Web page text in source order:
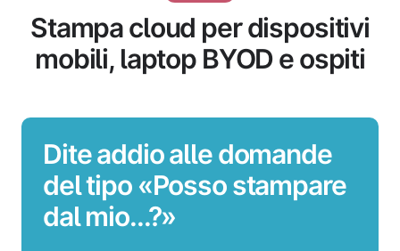
Stampa cloud per dispositivi
mobili, laptop BYOD e ospiti
Dite addio alle domande
del tipo «Posso stampare
dal mio...?»